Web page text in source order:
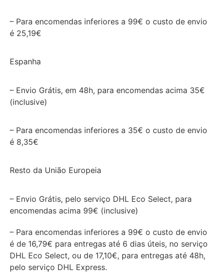
– Para encomendas inferiores a 99€ o custo de envio
é 25,19€
Espanha
– Envio Grátis, em 48h, para encomendas acima 35€
(inclusive)
– Para encomendas inferiores a 35€ o custo de envio
é 8,35€
Resto da União Europeia
– Envio Grátis, pelo serviço DHL Eco Select, para
encomendas acima 99€ (inclusive)
– Para encomendas inferiores a 99€ o custo de envio
é de 16,79€ para entregas até 6 dias úteis, no serviço
DHL Eco Select, ou de 17,10€, para entregas até 48h,
pelo serviço DHL Express.